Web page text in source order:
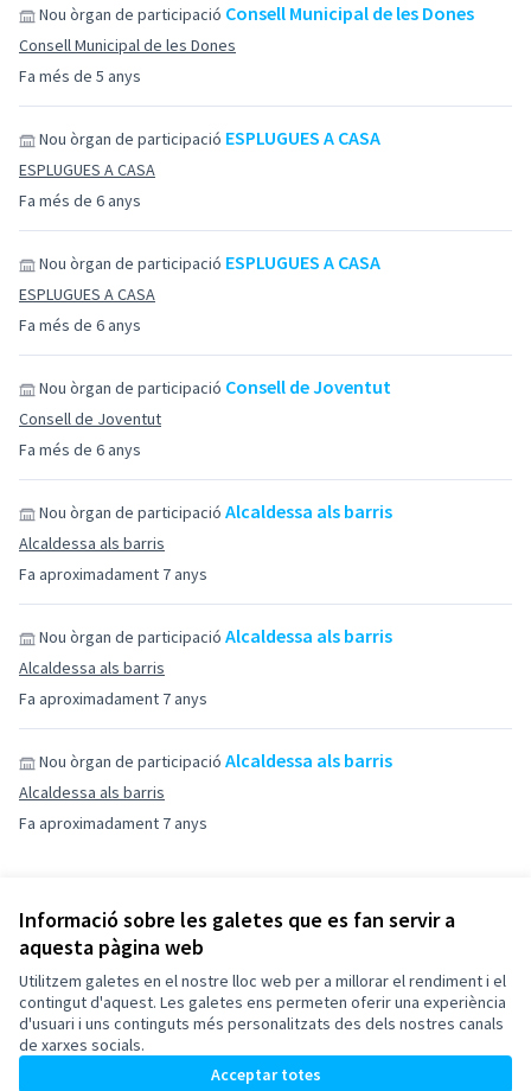
Informació sobre les galetes que es fan servir a
aquesta pàgina web
Utilitzem galetes en el nostre lloc web per a millorar el rendiment i el
contingut d'aquest. Les galetes ens permeten oferir una experiència
d'usuari i uns continguts més personalitzats des dels nostres canals
de xarxes socials.
Acceptar totes
Fa més de 5 anys
Nou òrgan de participació Consell Municipal de les Dones
Consell Municipal de les Dones
Fa més de 6 anys
Nou òrgan de participació ESPLUGUES A CASA
ESPLUGUES A CASA
Fa més de 6 anys
Nou òrgan de participació ESPLUGUES A CASA
ESPLUGUES A CASA
Fa més de 6 anys
Nou òrgan de participació Consell de Joventut
Consell de Joventut
Fa aproximadament 7 anys
Nou òrgan de participació Alcaldessa als barris
Alcaldessa als barris
Fa aproximadament 7 anys
Nou òrgan de participació Alcaldessa als barris
Alcaldessa als barris
Fa aproximadament 7 anys
Nou òrgan de participació Alcaldessa als barris
Alcaldessa als barris
Termes i condicions d'ús
Configuració de les galetes
Esplugues de Llobregat a X
(Enllaç extern)
Esplugues de Llobregat a Facebook
(Enllaç extern)
Esplugues de Llobregat a Instagram
(Enllaç extern)
Esplugues de Llobregat a YouTube
(Enllaç extern)
Triar la llenguaElegir el idioma